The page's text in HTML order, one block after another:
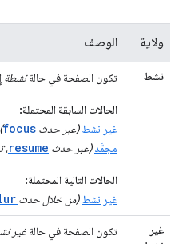
ولاية الوصف
نشط تكون الصفحة في حالةنشطة
الحالات السابقة المحتملة:
غير نشط (عبر حدث focus
)
مجمَّد (عبر حدث resume،
الحالات التالية المحتملة:
غير نشط (من خلال حدث
غير
تكون الصفحة في حالة غير